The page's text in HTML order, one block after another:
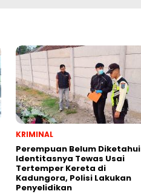
KRIMINAL
Perempuan Belum Diketahui
Identitasnya Tewas Usai
Tertemper Kereta di
Kadungora, Polisi Lakukan
Penyelidikan